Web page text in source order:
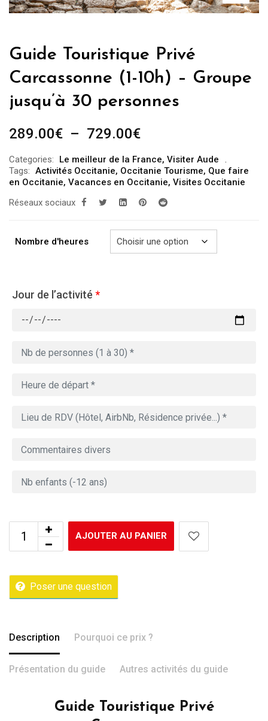
Guide Touristique Privé
Carcassonne (1-10h) – Groupe
jusqu’à 30 personnes
289.00€ – 729.00€Plage
prix :
289.00€
à
Categories: Le meilleur de la France, Visiter Aude
Tags: Activités Occitanie, Occitanie Tourisme, Que faire
en Occitanie, Vacances en Occitanie, Visites Occitanie
Réseaux sociaux
Nombre d'heures
Jour de l’activité *
AJOUTER AU PANIER
Poser une question
Description Pourquoi ce prix ?
Présentation du guide Autres activités du guide
Guide Touristique Privé